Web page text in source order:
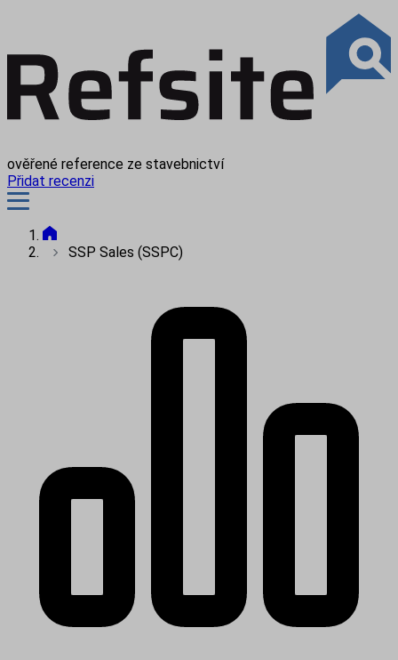
ověřené reference ze stavebnictví
Přidat recenzi
SSP Sales (SSPC)